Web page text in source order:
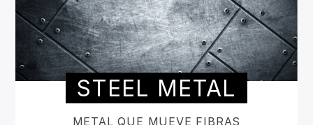
STEEL METAL
METAL QUE MUEVE FIBRAS